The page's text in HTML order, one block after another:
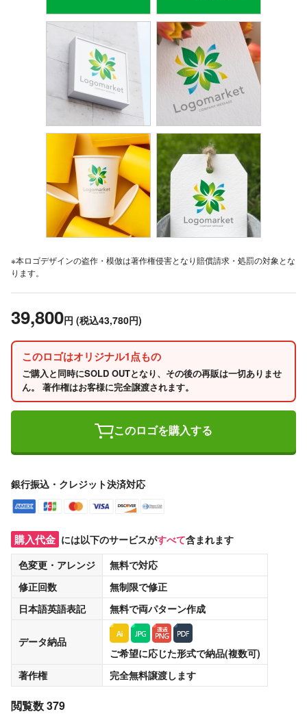
※本ロゴデザインの盗作・模倣は著作権侵害となり賠償請求・処罰の対象とな
ります。
39,800円 (税込43,780円)
このロゴはオリジナル1点もの
ご購入と同時にSOLD OUTとなり、その後の再販は一切ありませ
ん。 著作権はお客様に完全譲渡されます。
このロゴを購入する
銀行振込・クレジット決済対応
購入代金 には以下のサービスがすべて含まれます
色変更・アレンジ
無料で対応
修正回数
無制限で修正
日本語英語表記
無料で両パターン作成
データ納品
ご希望に応じた形式で納品(複数可)
著作権
完全無料譲渡します
閲覧数 379